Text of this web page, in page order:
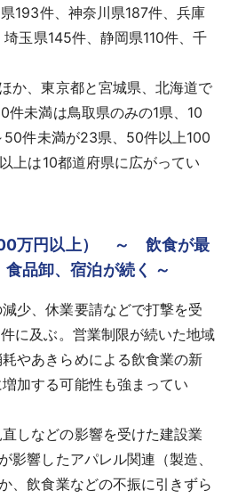
193件、神奈川県187件、兵庫
玉県145件、静岡県110件、千
か、東京都と宮城県、北海道で
件未満は鳥取県のみの1県、10
件未満が23県、50件以上100
上は10都道府県に広がってい
万円以上） ～ 飲食が最
品卸、宿泊が続く ～
少、休業要請などで打撃を受
に及ぶ。営業制限が続いた地域
やあきらめによる飲食業の新
加する可能性も強まってい
しなどの影響を受けた建設業
影響したアパレル関連（製造、
、飲食業などの不振に引きずら